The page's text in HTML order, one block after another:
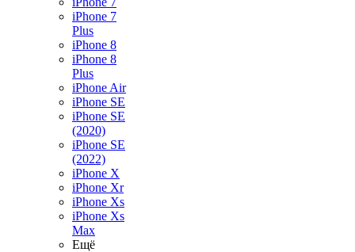
iPhone 7
Plus
iPhone 8
iPhone 8
Plus
iPhone Air
iPhone SE
iPhone SE
(2020)
iPhone SE
(2022)
iPhone X
iPhone Xr
iPhone Xs
iPhone Xs
Max
Ещё